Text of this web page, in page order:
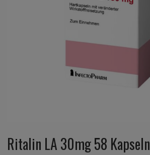
Ritalin LA 30mg 58 Kapseln